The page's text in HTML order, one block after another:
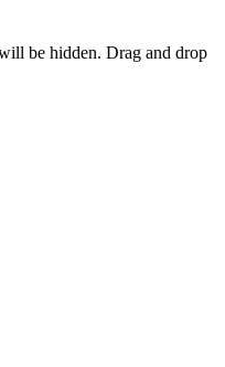
be hidden. Drag and drop